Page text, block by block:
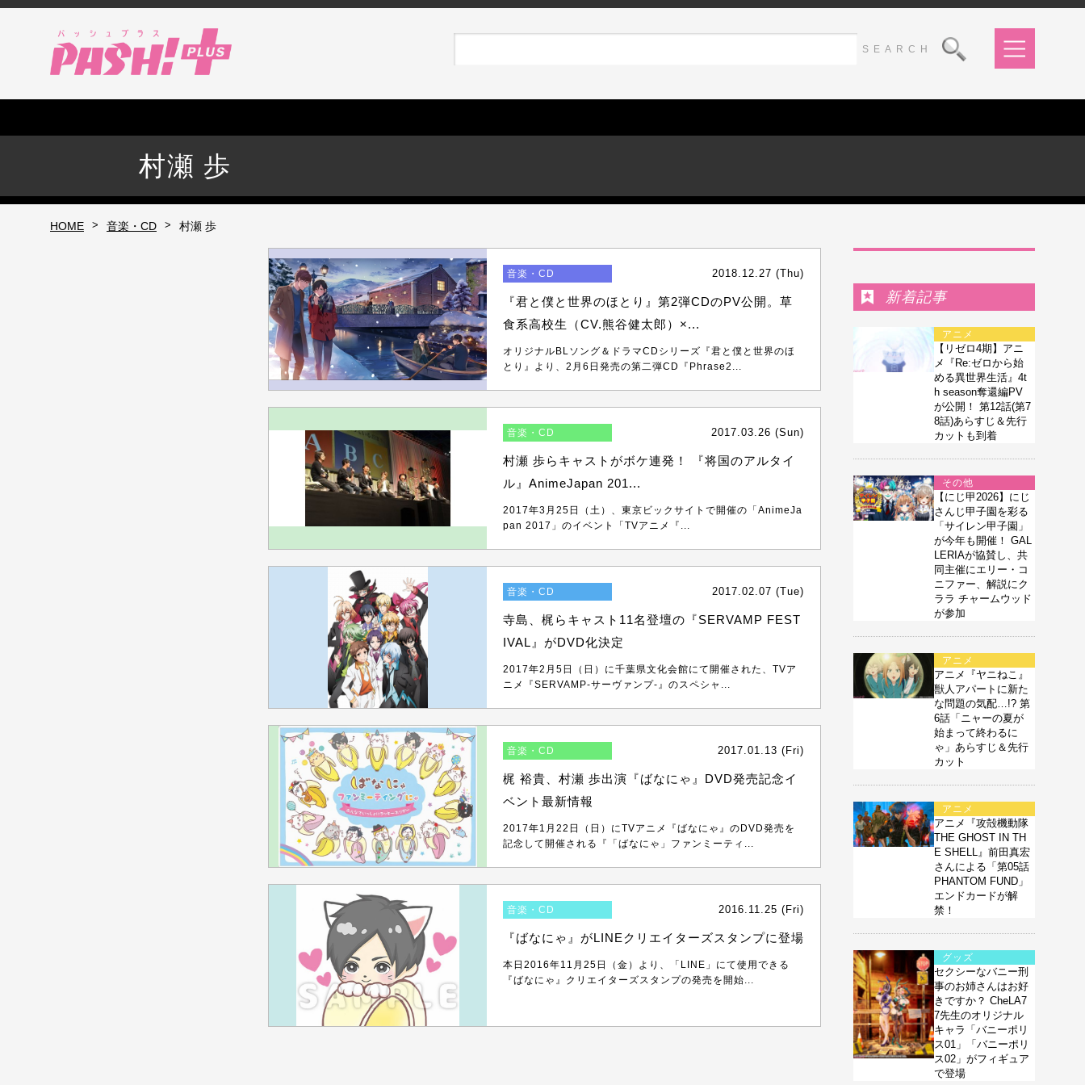
村瀬 歩
HOME > 音楽・CD > 村瀬 歩
音楽・CD 2018.12.27 (Thu)
『君と僕と世界のほとり』第2弾CDのPV公開。草
食系高校生（CV.熊谷健太郎）×...
オリジナルBLソング＆ドラマCDシリーズ『君と僕と世界のほ
とり』より、2月6日発売の第二弾CD『Phrase2...
音楽・CD 2017.03.26 (Sun)
村瀬 歩らキャストがボケ連発！ 『将国のアルタイ
ル』AnimeJapan 201...
2017年3月25日（土）、東京ビックサイトで開催の「AnimeJa
pan 2017」のイベント「TVアニメ『...
音楽・CD 2017.02.07 (Tue)
寺島、梶らキャスト11名登壇の『SERVAMP FEST
IVAL』がDVD化決定
2017年2月5日（日）に千葉県文化会館にて開催された、TVア
ニメ『SERVAMP-サーヴァンプ-』のスペシャ...
音楽・CD 2017.01.13 (Fri)
梶 裕貴、村瀬 歩出演『ばなにゃ』DVD発売記念イ
ベント最新情報
2017年1月22日（日）にTVアニメ『ばなにゃ』のDVD発売を
記念して開催される『「ばなにゃ」ファンミーティ...
音楽・CD 2016.11.25 (Fri)
『ばなにゃ』がLINEクリエイターズスタンプに登場
本日2016年11月25日（金）より、「LINE」にて使用できる
『ばなにゃ』クリエイターズスタンプの発売を開始...
新着記事
アニメ
【リゼロ4期】アニ
メ『Re:ゼロから始
める異世界生活』4t
h season奪還編PV
が公開！ 第12話(第7
8話)あらすじ＆先行
カットも到着
その他
【にじ甲2026】にじ
さんじ甲子園を彩る
「サイレン甲子園」
が今年も開催！ GAL
LERIAが協賛し、共
同主催にエリー・コ
ニファー、解説にク
ララ チャームウッド
が参加
アニメ
アニメ『ヤニねこ』
獣人アパートに新た
な問題の気配…!? 第
6話「ニャーの夏が
始まって終わるに
ゃ」あらすじ＆先行
カット
アニメ
アニメ『攻殻機動隊
THE GHOST IN TH
E SHELL』前田真宏
さんによる「第05話
PHANTOM FUND」
エンドカードが解
禁！
グッズ
セクシーなバニー刑
事のお姉さんはお好
きですか？ CheLA7
7先生のオリジナル
キャラ「バニーポリ
ス01」「バニーポリ
ス02」がフィギュア
で登場